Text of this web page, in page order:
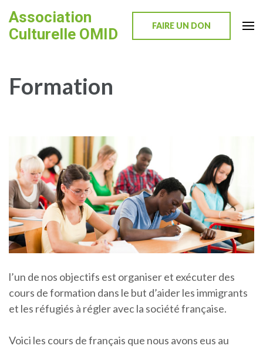
to
content
Association
Culturelle OMID
FAIRE UN DON
Formation
l’un de nos objectifs est organiser et exécuter des
cours de formation dans le but d’aider les immigrants
et les réfugiés à régler avec la société française.
Voici les cours de français que nous avons eus au